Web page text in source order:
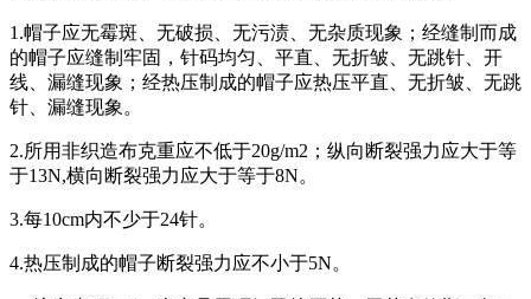
1.帽子应无霉斑、无破损、无污渍、无杂质现象；经缝制而成
的帽子应缝制牢固，针码均匀、平直、无折皱、无跳针、开
线、漏缝现象；经热压制成的帽子应热压平直、无折皱、无跳
针、漏缝现象。
2.所用非织造布克重应不低于20g/m2；纵向断裂强力应大于等
于13N,横向断裂强力应大于等于8N。
3.每10cm内不少于24针。
4.热压制成的帽子断裂强力应不小于5N。